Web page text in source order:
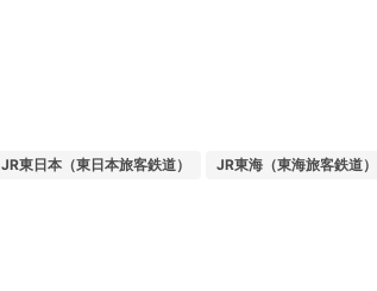
JR東日本（東日本旅客鉄道）
JR東海（東海旅客鉄道）